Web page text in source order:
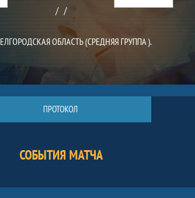
ОБЛАСТЬ (СРЕДНЯЯ ГРУППА ).
ПРОТОКОЛ
СОБЫТИЯ МАТЧА